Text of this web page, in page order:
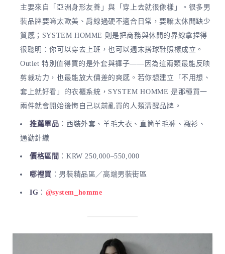
主要來自「亞洲身形友善」與「穿上去就很像樣」。很多男
裝品牌要嘛太歐美、肩線過硬不適合日常，要嘛太休閒缺少
質感；SYSTEM HOMME 則是把商務與休閒的界線拿捏得
很聰明：你可以穿去上班，也可以週末搭球鞋照樣成立。
Outlet 特別值得買的是外套與褲子——因為這兩類最能反映
剪裁功力，也最能放大價差的爽感。若你想建立「不用想、
套上就好看」的衣櫃系統，SYSTEM HOMME 是那種買一
兩件就會開始後悔自己以前亂買的人類清醒品牌。
推薦單品 ：西裝外套、羊毛大衣、直筒羊毛褲、襯衫、
通勤針織
價格區間 ：KRW 250,000–550,000
哪裡買 ：男裝精品區／高端男裝街區
IG ： @system_homme